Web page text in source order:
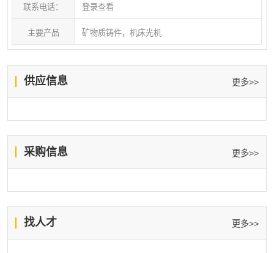
材料，公司将进一步依托高校，结合自主研发，持续
改进已达成客户的不同需求。
联系电话： 登录查看
主要产品 矿物质铸件，机床光机
供应信息 更多>>
采购信息 更多>>
找人才 更多>>